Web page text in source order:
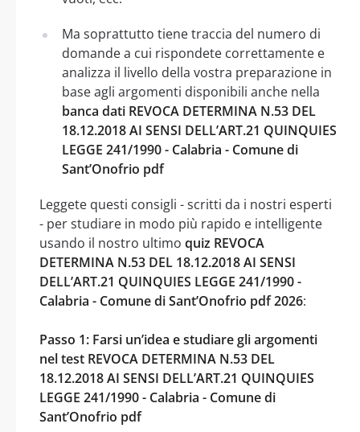
Ma soprattutto tiene traccia del numero di
domande a cui rispondete correttamente e
analizza il livello della vostra preparazione in
base agli argomenti disponibili anche nella
banca dati REVOCA DETERMINA N.53 DEL
18.12.2018 AI SENSI DELL’ART.21 QUINQUIES
LEGGE 241/1990 - Calabria - Comune di
Sant’Onofrio pdf
Leggete questi consigli - scritti da i nostri esperti
- per studiare in modo più rapido e intelligente
usando il nostro ultimo quiz REVOCA
DETERMINA N.53 DEL 18.12.2018 AI SENSI
DELL’ART.21 QUINQUIES LEGGE 241/1990 -
Calabria - Comune di Sant’Onofrio pdf 2026:
Passo 1: Farsi un’idea e studiare gli argomenti
nel test REVOCA DETERMINA N.53 DEL
18.12.2018 AI SENSI DELL’ART.21 QUINQUIES
LEGGE 241/1990 - Calabria - Comune di
Sant’Onofrio pdf